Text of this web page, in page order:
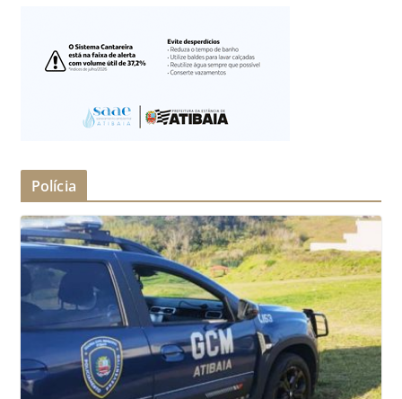
Polícia